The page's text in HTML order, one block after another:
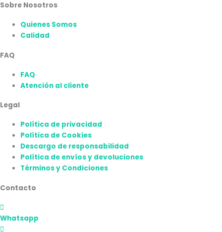
Sobre Nosotros
Quienes Somos
Calidad
FAQ
FAQ
Atención al cliente
Legal
Política de privacidad
Política de Cookies
Descargo de responsabilidad
Política de envíos y devoluciones
Términos y Condiciones
Contacto
Whatsapp